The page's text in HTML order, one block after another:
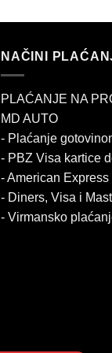
NAČINI
PLAĆANJE NA
MD AUTO
- Plaćanje
- PBZ Visa kartice
- American Express
- Diners, Visa i
- Virmansko